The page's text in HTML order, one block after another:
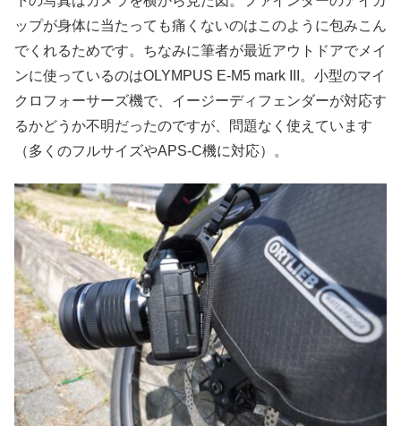
ップが身体に当たっても痛くないのはこのように包みこん
でくれるためです。ちなみに筆者が最近アウトドアでメイ
ンに使っているのはOLYMPUS E-M5 mark III。小型のマイ
クロフォーサーズ機で、イージーディフェンダーが対応す
るかどうか不明だったのですが、問題なく使えています
（多くのフルサイズやAPS-C機に対応）。